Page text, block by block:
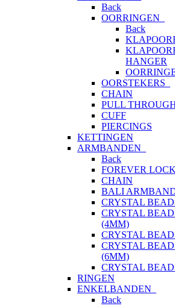
Back
OORRINGEN
Back
HANGER
OORSTEKERS
CHAIN
PULL
CUFF
PIERCINGS
KETTINGEN
ARMBANDEN
Back
FOREVER
CHAIN
BALI
CRYSTAL
CRYSTAL
(4MM)
CRYSTAL
CRYSTAL
(6MM)
CRYSTAL
RINGEN
ENKELBANDEN
Back